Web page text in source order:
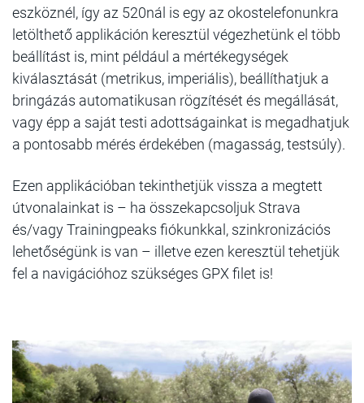
eszköznél, így az 520nál is egy az okostelefonunkra
letölthető applikáción keresztül végezhetünk el több
beállítást is, mint például a mértékegységek
kiválasztását (metrikus, imperiális), beállíthatjuk a
bringázás automatikusan rögzítését és megállását,
vagy épp a saját testi adottságainkat is megadhatjuk
a pontosabb mérés érdekében (magasság, testsúly).
Ezen applikációban tekinthetjük vissza a megtett
útvonalainkat is – ha összekapcsoljuk Strava
és/vagy Trainingpeaks fiókunkkal, szinkronizációs
lehetőségünk is van – illetve ezen keresztül tehetjük
fel a navigációhoz szükséges GPX filet is!